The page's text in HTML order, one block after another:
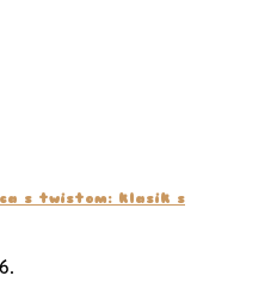
s twistom: klasik s